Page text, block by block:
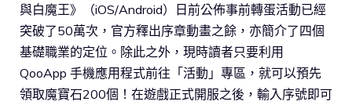
與白魔王》（iOS/Android）日前公佈事前轉蛋活動已經
突破了50萬次，官方釋出序章動畫之餘，亦簡介了四個
基礎職業的定位。除此之外，現時讀者只要利用
QooApp 手機應用程式前往「活動」專區，就可以預先
領取魔寶石200個！在遊戲正式開服之後，輸入序號即可